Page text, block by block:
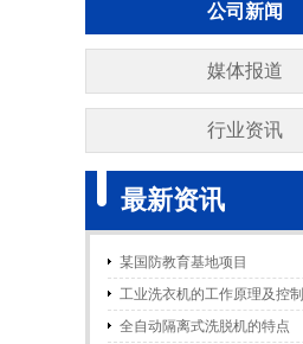
公司新闻
媒体报道
行业资讯
最新资讯
某国防教育基地项目
工业洗衣机的工作原理及控
全自动隔离式洗脱机的特点